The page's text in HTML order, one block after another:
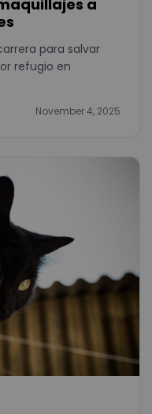
a
para salvar
refugio en
November 4, 2025